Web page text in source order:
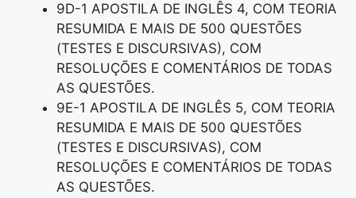
9D-1 APOSTILA DE INGLÊS 4, COM TEORIA
RESUMIDA E MAIS DE 500 QUESTÕES
(TESTES E DISCURSIVAS), COM
RESOLUÇÕES E COMENTÁRIOS DE TODAS
AS QUESTÕES.
9E-1 APOSTILA DE INGLÊS 5, COM TEORIA
RESUMIDA E MAIS DE 500 QUESTÕES
(TESTES E DISCURSIVAS), COM
RESOLUÇÕES E COMENTÁRIOS DE TODAS
AS QUESTÕES.